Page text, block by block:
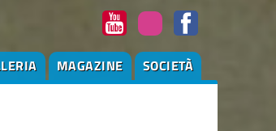
MAGAZINE SOCIETÀ